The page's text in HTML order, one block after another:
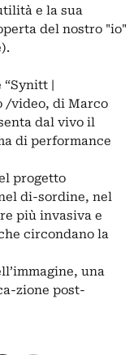
e la sua
del nostro "io"
“Synitt |
/video, di Marco
dal vivo il
di performance
progetto
di-sordine, nel
più invasiva e
circondano la
una
zione post-